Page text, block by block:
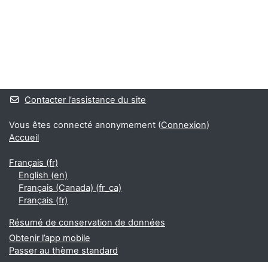
Contacter l’assistance du site
Vous êtes connecté anonymement (Connexion)
Accueil
Français ‎(fr)‎
English ‎(en)‎
Français (Canada) ‎(fr_ca)‎
Français ‎(fr)‎
Résumé de conservation de données
Obtenir l’app mobile
Passer au thème standard